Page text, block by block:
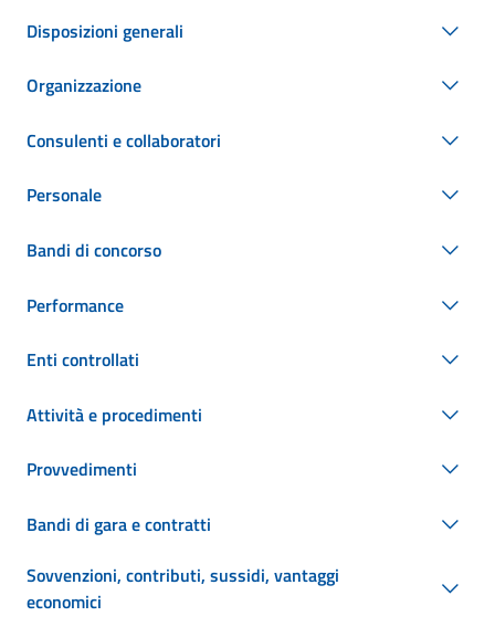
Disposizioni generali
Organizzazione
Consulenti e collaboratori
Personale
Bandi di concorso
Performance
Enti controllati
Attività e procedimenti
Provvedimenti
Bandi di gara e contratti
Sovvenzioni, contributi, sussidi, vantaggi
economici